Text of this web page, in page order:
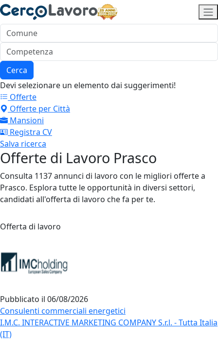
Cerca
Devi selezionare un elemento dai suggerimenti!
Offerte
Offerte per Città
Mansioni
Registra CV
Salva ricerca
Offerte di Lavoro Prasco
Consulta 1137 annunci di lavoro con le migliori offerte a
Prasco. Esplora tutte le opportunità in diversi settori,
candidati all'offerta di lavoro che fa per te.
Offerta di lavoro
Pubblicato il 06/08/2026
Consulenti commerciali energetici
I.M.C. INTERACTIVE MARKETING COMPANY S.r.l. - Tutta Italia
(IT)